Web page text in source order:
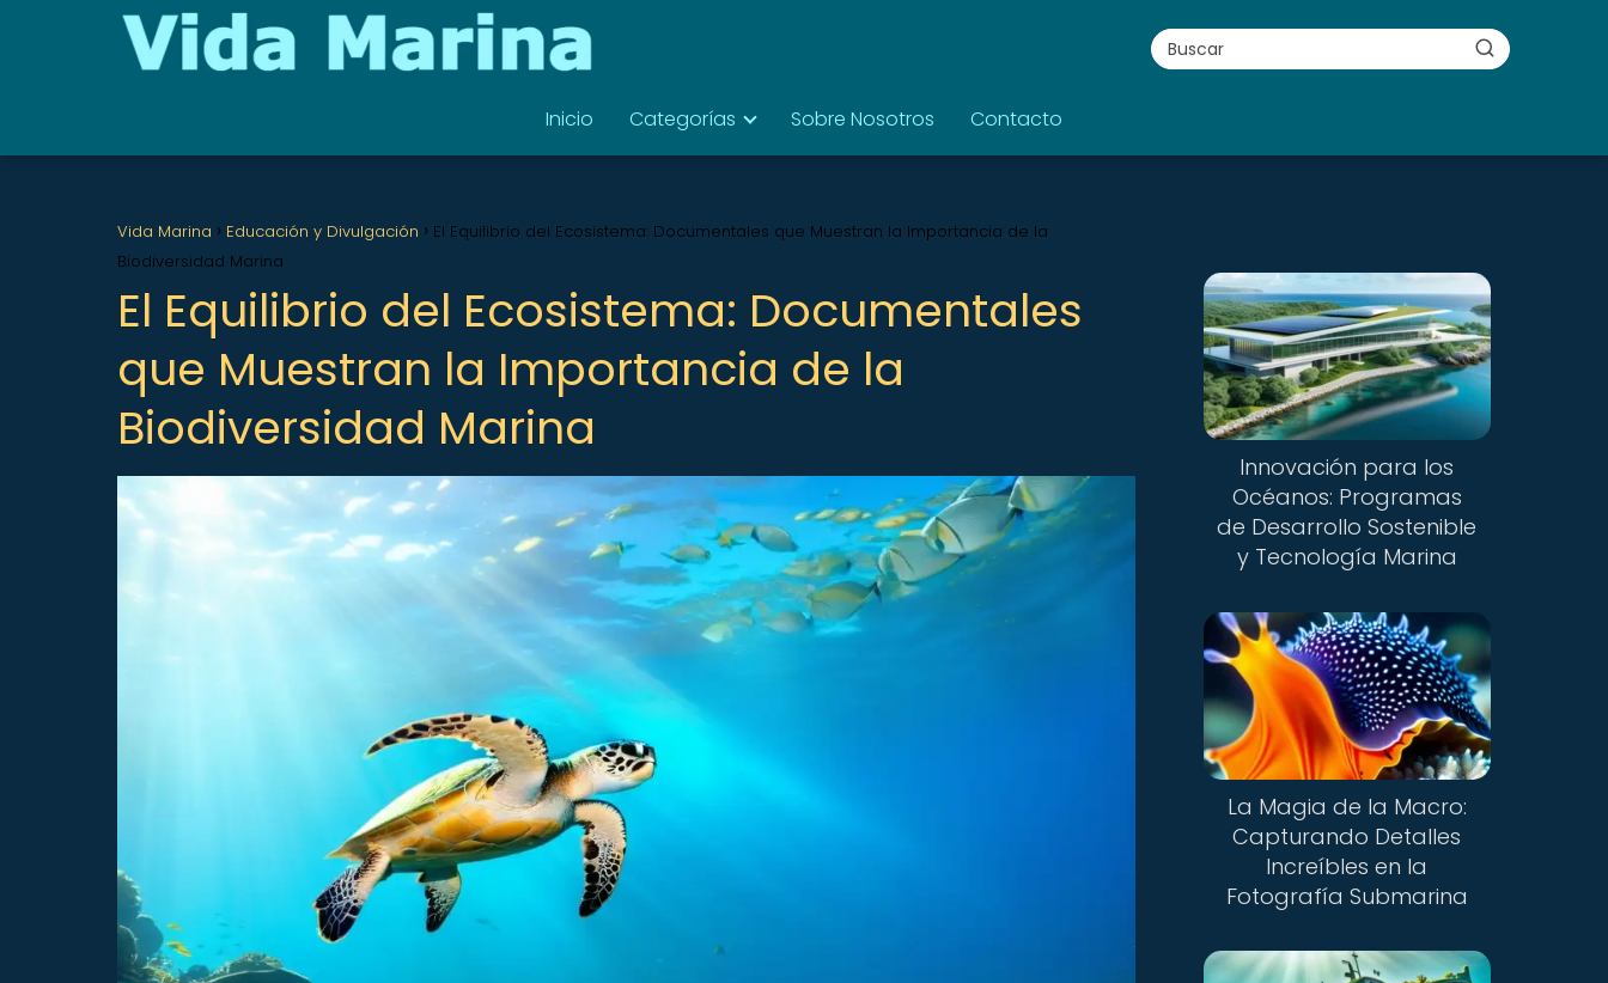
Inicio Categorías Sobre Nosotros Contacto
Vida Marina Educación y Divulgación
El Equilibrio del Ecosistema: Documentales que Muestran la Importancia de la
Biodiversidad Marina
El Equilibrio del Ecosistema: Documentales
que Muestran la Importancia de la
Biodiversidad Marina
Innovación para los
Océanos: Programas
de Desarrollo Sostenible
y Tecnología Marina
La Magia de la Macro:
Capturando Detalles
Increíbles en la
Fotografía Submarina